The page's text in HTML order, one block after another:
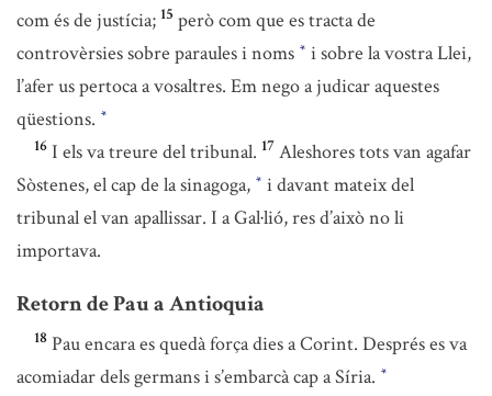
com és de justícia; 15 però com que es tracta de
controvèrsies sobre paraules i noms * i sobre la vostra Llei,
l’afer us pertoca a vosaltres. Em nego a judicar aquestes
qüestions. *
16 I els va treure del tribunal. 17 Aleshores tots van agafar
Sòstenes, el cap de la sinagoga, * i davant mateix del
tribunal el van apallissar. I a Gal·lió, res d’això no li
importava.
Retorn de Pau a Antioquia
18 Pau encara es quedà força dies a Corint. Després es va
acomiadar dels germans i s’embarcà cap a Síria. *